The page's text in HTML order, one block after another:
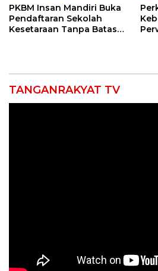
PKBM Insan Mandiri Buka
Pendaftaran Sekolah
Kesetaraan Tanpa Batas
TANGANRAKYAT TV